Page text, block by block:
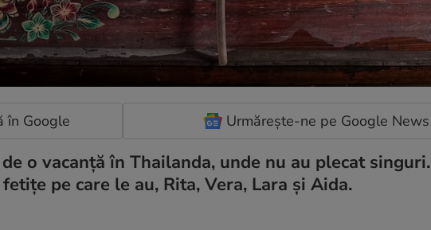
în Google Urmărește-ne pe Google News
o vacanță în Thailanda, unde nu au plecat singuri.
pe care le au, Rita, Vera, Lara și Aida.